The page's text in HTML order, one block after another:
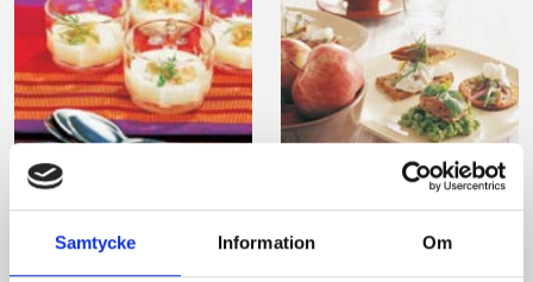
Samtycke Information Om
Små koppar med
Snittar med ägg och